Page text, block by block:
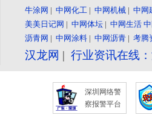
牛涂网 | 中网化工 | 中网机械 | 中网
美美日记网 | 中网体坛 | 中网生活
沥青网 | 中网涂料 | 中网沥青 | 考腾
汉龙网 | 行业资讯在线
深圳网络警
察报警平台